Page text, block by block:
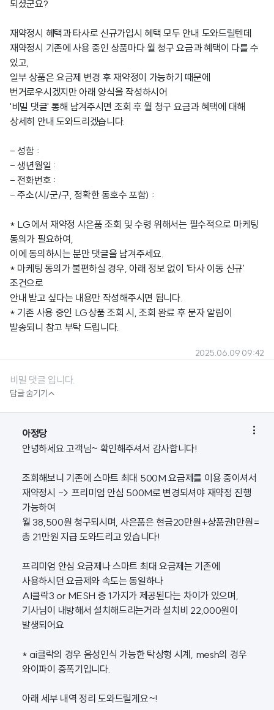
되셨군요?
재약정시 혜택과 타사로 신규가입시 혜택 모두 안내 도와드릴텐데
재약정시 기존에 사용 중인 상품마다 월 청구 요금과 혜택이 다를 수
있고,
일부 상품은 요금제 변경 후 재약정이 가능하기 때문에
번거로우시겠지만 아래 양식을 작성하시어
'비밀 댓글' 통해 남겨주시면 조회 후 월 청구 요금과 혜택에 대해
상세히 안내 도와드리겠습니다.
- 성함 :
- 생년월일 :
- 전화번호 :
- 주소(시/군/구, 정확한 동호수 포함) :
* LG에서 재약정 사은품 조회 및 수령 위해서는 필수적으로 마케팅
동의가 필요하여,
이에 동의하시는 분만 댓글을 남겨주세요.
* 마케팅 동의가 불편하실 경우, 아래 정보 없이 '타사 이동 신규'
조건으로
안내 받고 싶다는 내용만 작성해주시면 됩니다.
* 기존 사용 중인 LG상품 조회 시, 조회 완료 후 문자 알림이
발송되니 참고 부탁 드립니다.
2025.06.09 09:42
비밀 댓글 입니다.
답글 숨기기
아정당 
안녕하세요 고객님~ 확인해주셔서 감사합니다!
조회해보니 기존에 스마트 최대 500M 요금제를 이용 중이셔서
재약정시 -> 프리미엄 안심 500M로 변경되셔야 재약정 진행
가능하여
월 38,500원 청구되시며, 사은품은 현금20만원+상품권1만원=
총 21만원 지급 도와드리고 있습니다!
프리미엄 안심 요금제나 스마트 최대 요금제는 기존에
사용하시던 요금제와 속도는 동일하나
AI클락3 or MESH 중 1가지가 제공된다는 차이가 있으며,
기사님이 내방해서 설치해드리는거라 설치비 22,000원이
발생되어요
* ai클락의 경우 음성인식 가능한 탁상형 시계, mesh의 경우
와이파이 증폭기입니다.
아래 세부 내역 정리 도와드릴게요~!